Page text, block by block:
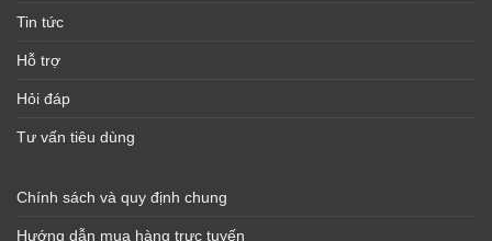
Tin tức
Hỗ trợ
Hỏi đáp
Tư vấn tiêu dùng
Chính sách và quy định chung
Hướng dẫn mua hàng trực tuyến